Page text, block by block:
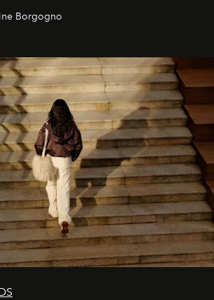
de susciter une ferveur intacte.
Borgogno